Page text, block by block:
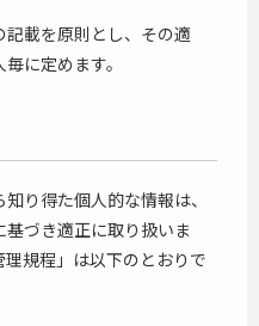
載を原則とし、その適
に定めます。
り得た個人的な情報は、
基づき適正に取り扱いま
規程」は以下のとおりで